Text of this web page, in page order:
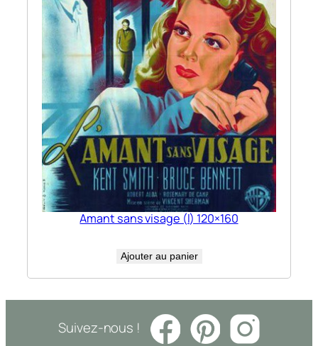
Amant sans visage (l) 120×160
Ajouter au panier
Suivez-nous !